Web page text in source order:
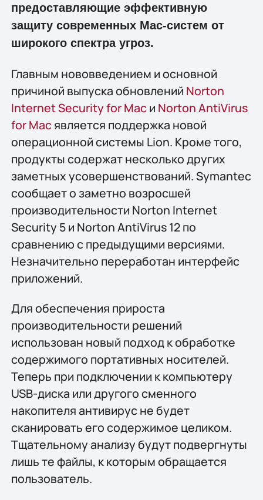
предоставляющие эффективную
защиту современных Mac-систем от
широкого спектра угроз.
Главным нововведением и основной
причиной выпуска обновлений Norton
Internet Security for Macи Norton AntiVirus
for Macявляется поддержка новой
операционной системы Lion. Кроме того,
продукты содержат несколько других
заметных усовершенствований. Symantec
сообщает о заметно возросшей
производительности Norton Internet
Security 5 и Norton AntiVirus 12 по
сравнению с предыдущими версиями.
Незначительно переработан интерфейс
приложений.
Для обеспечения прироста
производительности решений
использован новый подход к обработке
содержимого портативных носителей.
Теперь при подключении к компьютеру
USB-диска или другого сменного
накопителя антивирус не будет
сканировать его содержимое целиком.
Тщательному анализу будут подвергнуты
лишь те файлы, к которым обращается
пользователь.